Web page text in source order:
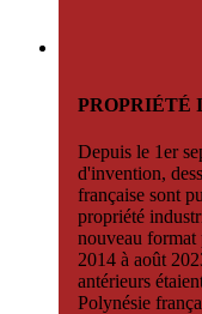
PROPRIÉTÉ
Depuis le 1er
d'invention,
française sont
propriété
nouveau format
2014 à août
antérieurs
Polynésie